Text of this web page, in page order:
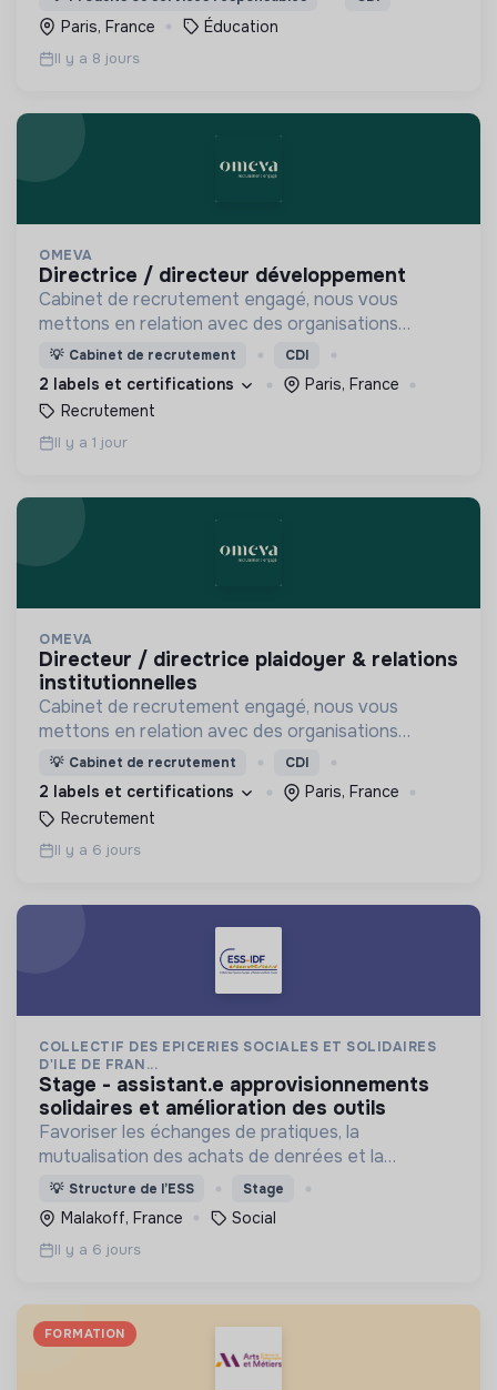
monde plus inclusif, plus durable et plus prospère.
Paris, France Éducation
Il y a 8 jours
OMEVA
directrice / directeur développement
Cabinet de recrutement engagé, nous vous
mettons en relation avec des organisations
soucieuses de leurs impacts, afin d'œuvrer
ensemble pour un futur souhaitable.
💡 Cabinet de recrutement CDI
2 labels et certifications
Paris, France
Recrutement
Il y a 1 jour
OMEVA
directeur / directrice plaidoyer & relations
institutionnelles
Cabinet de recrutement engagé, nous vous
mettons en relation avec des organisations
soucieuses de leurs impacts, afin d'œuvrer
ensemble pour un futur souhaitable.
💡 Cabinet de recrutement CDI
2 labels et certifications
Paris, France
Recrutement
Il y a 6 jours
COLLECTIF DES EPICERIES SOCIALES ET SOLIDAIRES
D'ILE DE FRAN...
stage - assistant.e approvisionnements
solidaires et amélioration des outils
Favoriser les échanges de pratiques, la
mutualisation des achats de denrées et la
représentation des épiceries sociales et solidaires
en Ile de France.
💡 Structure de l’ESS Stage
Malakoff, France Social
Il y a 6 jours
FORMATION